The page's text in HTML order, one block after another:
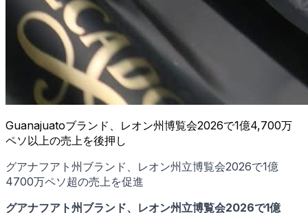
Guanajuatoブランド、レオン州博覧会2026で1億4,700万
ペソ以上の売上を後押し
グアナフアト州ブランド、レオン州立博覧会2026で1億
4700万ペソ超の売上を促進
グアナフアト州ブランド、レオン州立博覧会2026で1億